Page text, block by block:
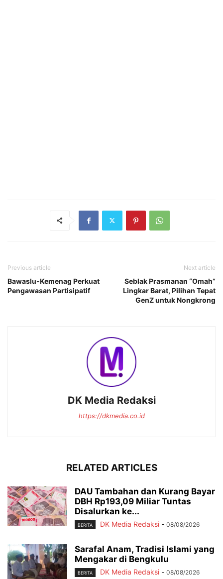
Previous article
Bawaslu-Kemenag Perkuat
Pengawasan Partisipatif
Next article
‎Seblak Prasmanan “Omah”
Lingkar Barat, Pilihan Tepat
GenZ untuk Nongkrong
DK Media Redaksi
https://dkmedia.co.id
RELATED ARTICLES
DAU Tambahan dan Kurang Bayar
DBH Rp193,09 Miliar Tuntas
Disalurkan ke...
BERITA DK Media Redaksi - 08/08/2026
Sarafal Anam, Tradisi Islami yang
Mengakar di Bengkulu
BERITA DK Media Redaksi - 08/08/2026